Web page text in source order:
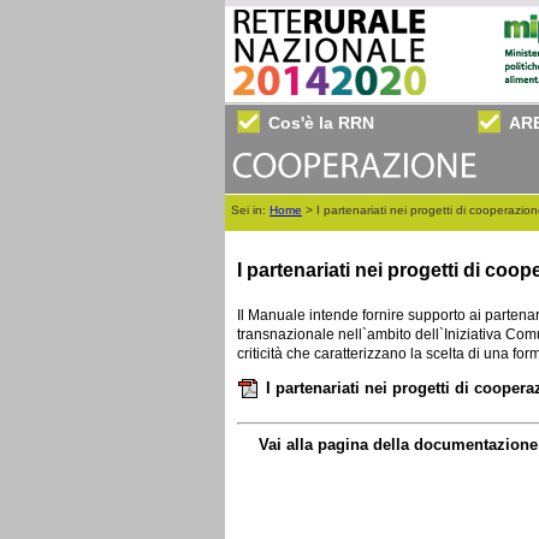
Cos'è la RRN
Sei in: Home > I partenariati nei progetti di
I partenariati nei progetti di
Il Manuale intende fornire supporto ai
transnazionale nell`ambito dell`Iniziativa
criticità che caratterizzano la scelta di una
I partenariati nei progetti di
Vai alla pagina della documentazione